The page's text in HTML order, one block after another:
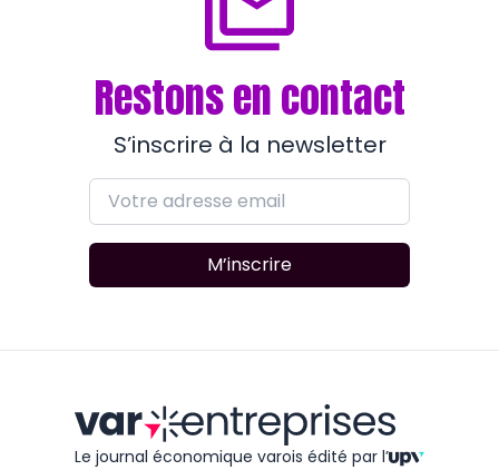
Restons en contact
S’inscrire à la newsletter
M’inscrire
Le journal économique varois édité par l’